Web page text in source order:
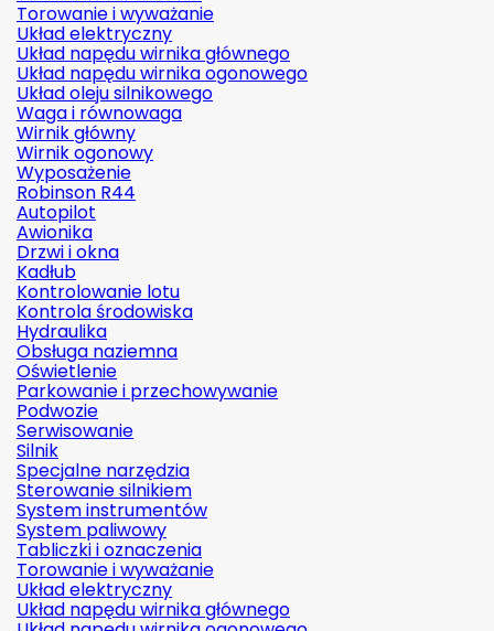
Torowanie i wyważanie
Układ elektryczny
Układ napędu wirnika głównego
Układ napędu wirnika ogonowego
Układ oleju silnikowego
Waga i równowaga
Wirnik główny
Wirnik ogonowy
Wyposażenie
Robinson R44
Autopilot
Awionika
Drzwi i okna
Kadłub
Kontrolowanie lotu
Kontrola środowiska
Hydraulika
Obsługa naziemna
Oświetlenie
Parkowanie i przechowywanie
Podwozie
Serwisowanie
Silnik
Specjalne narzędzia
Sterowanie silnikiem
System instrumentów
System paliwowy
Tabliczki i oznaczenia
Torowanie i wyważanie
Układ elektryczny
Układ napędu wirnika głównego